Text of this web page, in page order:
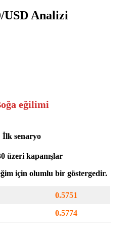
USD Analizi
eğilimi
İlk senaryo
üzeri kapanışlar
için olumlu bir göstergedir.
0.5751
0.5774